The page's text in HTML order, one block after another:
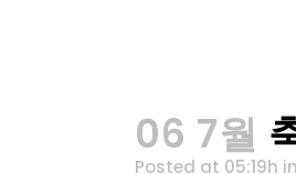
06 7월
Posted at 05:19h in